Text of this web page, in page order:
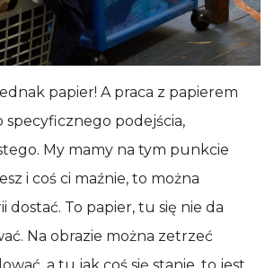
papier! A praca z papierem
specyficznego podejścia,
My mamy na tym punkcie
i coś ci maźnie, to można
dostać. To papier, tu się nie da
Na obrazie można zetrzeć